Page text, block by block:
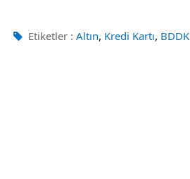
Etiketler : Altın, Kredi Kartı, BDDK